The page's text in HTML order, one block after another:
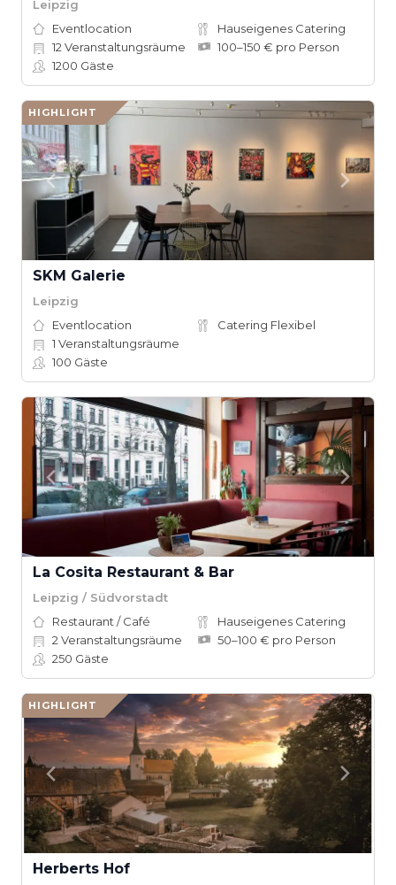
Leipzig
Eventlocation
Hauseigenes Catering
12 Veranstaltungsräume
100–150 € pro Person
1200 Gäste
HIGHLIGHT
SKM Galerie
Leipzig
Eventlocation
Catering Flexibel
1 Veranstaltungsräume
100 Gäste
La Cosita Restaurant & Bar
Leipzig / Südvorstadt
Restaurant / Café
Hauseigenes Catering
2 Veranstaltungsräume
50–100 € pro Person
250 Gäste
HIGHLIGHT
Herberts Hof